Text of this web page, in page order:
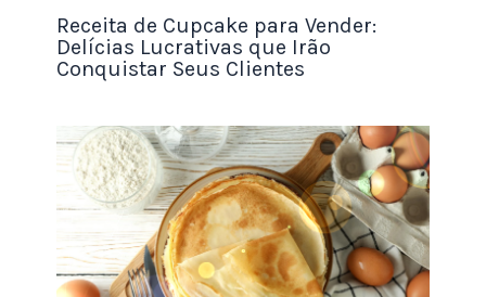
ou um liquidificador profissional de alta rotação.
Esses aparelhos são necessários porque as
processo de trituração, e o motor precisa aguentar
o esforço contínuo até que a mistura vire uma
manteiga lisa e cremosa. Além do processador,
você precisará de um forno para torrar os grãos,
balança de precisão, espátulas de silicone e potes
de vidro ou plástico livre de BPA.
Receita de Cupcake para Vender:
Delícias Lucrativas que Irão
Conquistar Seus Clientes